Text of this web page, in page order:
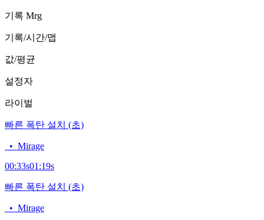
기록 Mrg
기록/시간/맵
값/평균
설정자
라이벌
빠른 폭탄 설치 (초)
• Mirage
00:33s01:19s
빠른 폭탄 설치 (초)
• Mirage